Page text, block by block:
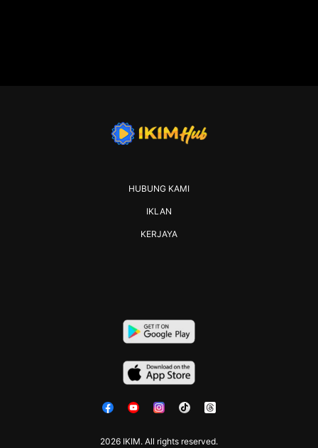
2026 IKIM. All rights reserved.
HUBUNG KAMI
IKLAN
KERJAYA